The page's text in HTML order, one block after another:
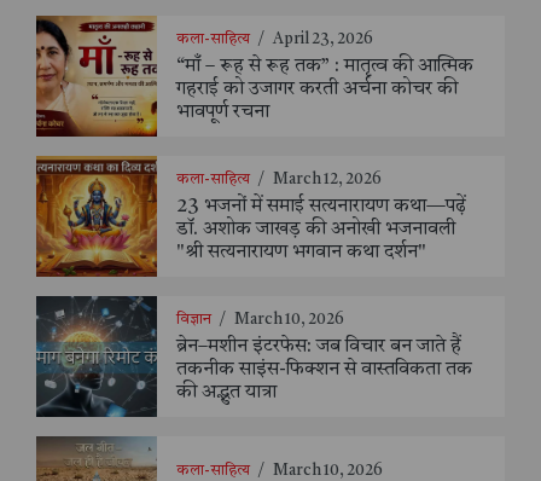
कला-साहित्य / April 23, 2026
“माँ – रूह से रूह तक” : मातृत्व की आत्मिक
गहराई को उजागर करती अर्चना कोचर की
भावपूर्ण रचना
कला-साहित्य / March 12, 2026
23 भजनों में समाई सत्यनारायण कथा—पढ़ें
डॉ. अशोक जाखड़ की अनोखी भजनावली
"श्री सत्यनारायण भगवान कथा दर्शन"
विज्ञान / March 10, 2026
ब्रेन–मशीन इंटरफेस: जब विचार बन जाते हैं
तकनीक साइंस-फिक्शन से वास्तविकता तक
की अद्भुत यात्रा
कला-साहित्य / March 10, 2026